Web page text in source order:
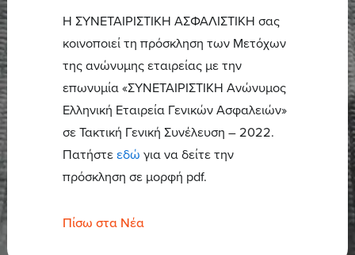
Η ΣΥΝΕΤΑΙΡΙΣΤΙΚΗ ΑΣΦΑΛΙΣΤΙΚΗ σας
κοινοποιεί τη πρόσκληση των Μετόχων
της ανώνυμης εταιρείας με την
επωνυμία «ΣΥΝΕΤΑΙΡΙΣΤΙΚΗ Ανώνυμος
Ελληνική Εταιρεία Γενικών Ασφαλειών»
σε Τακτική Γενική Συνέλευση – 2022.
Πατήστεεδώ για να δείτε την
πρόσκληση σε μορφή pdf.
Πίσω στα Νέα